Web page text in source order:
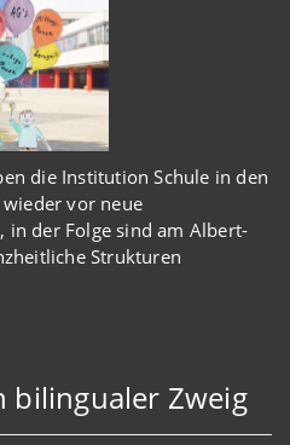
die Institution Schule in den
wiedervor neue
in der Folge sind am Albert-
iche Strukturen
bilingualer Zweig